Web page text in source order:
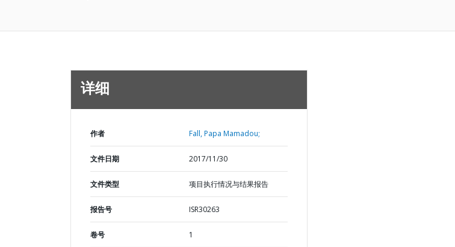
详细
作者 Fall, Papa Mamadou;
文件日期 2017/11/30
文件类型 项目执行情况与结果报告
报告号 ISR30263
卷号 1